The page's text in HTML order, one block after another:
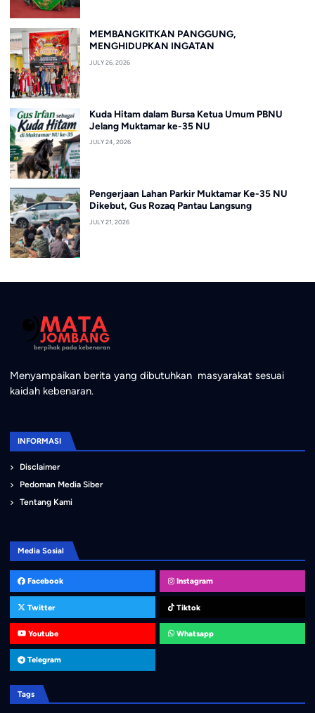
MEMBANGKITKAN PANGGUNG,
MENGHIDUPKAN INGATAN
JULY 26, 2026
Kuda Hitam dalam Bursa Ketua Umum PBNU
Jelang Muktamar ke-35 NU
JULY 24, 2026
Pengerjaan Lahan Parkir Muktamar Ke-35 NU
Dikebut, Gus Rozaq Pantau Langsung
JULY 21, 2026
Menyampaikan berita yang dibutuhkan masyarakat sesuai
kaidah kebenaran.
INFORMASI
Disclaimer
Pedoman Media Siber
Tentang Kami
Media Sosial
Facebook Instagram
Twitter Tiktok
Youtube Whatsapp
Telegram
Tags